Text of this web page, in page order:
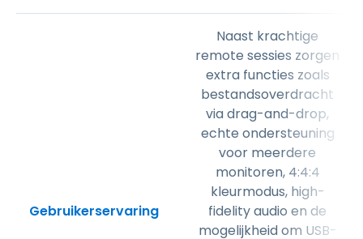
Gebruikerservaring
Naast krachtige
remote sessies zorgen
extra functies zoals
bestandsoverdracht
via drag-and-drop,
echte ondersteuning
voor meerdere
monitoren, 4:4:4
kleurmodus, high-
fidelity audio en de
mogelijkheid om USB-